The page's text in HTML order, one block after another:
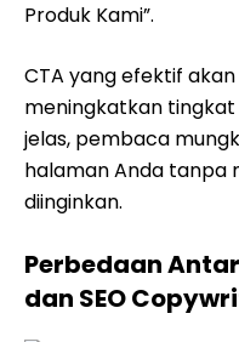
Produk Kami”.
CTA yang efektif
meningkatkan tingkat
jelas, pembaca
halaman Anda tanpa
diinginkan.
Perbedaan
dan SEO